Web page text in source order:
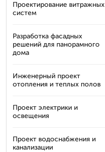
Проектирование витражных
систем
Разработка фасадных
решений для панорамного
дома
Инженерный проект
отопления и теплых полов
Проект электрики и
освещения
Проект водоснабжения и
канализации